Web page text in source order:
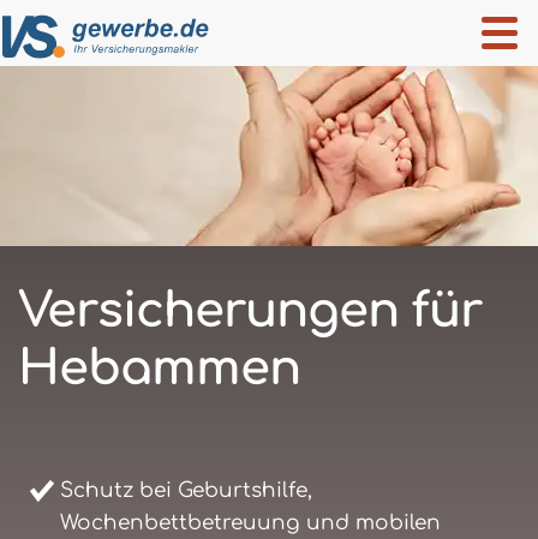
Versicherungen für
Hebammen
Schutz bei Geburtshilfe,
Wochenbettbetreuung und mobilen